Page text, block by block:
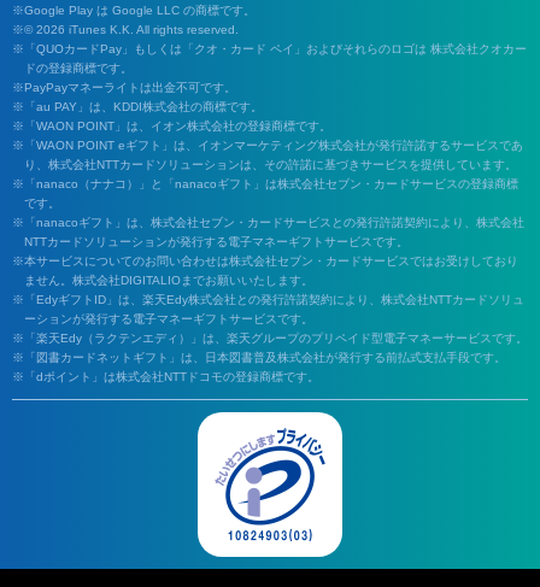
Google Play は Google LLC の商標です。
© 2026 iTunes K.K. All rights reserved.
「QUOカードPay」もしくは「クオ・カード ペイ」およびそれらのロゴは 株式会社クオカー
ドの登録商標です。
PayPayマネーライトは出金不可です。
「au PAY」は、KDDI株式会社の商標です。
「WAON POINT」は、イオン株式会社の登録商標です。
「WAON POINT eギフト」は、イオンマーケティング株式会社が発行許諾するサービスであ
り、株式会社NTTカードソリューションは、その許諾に基づきサービスを提供しています。
「nanaco（ナナコ）」と「nanacoギフト」は株式会社セブン・カードサービスの登録商標
です。
「nanacoギフト」は、株式会社セブン・カードサービスとの発行許諾契約により、株式会社
NTTカードソリューションが発行する電子マネーギフトサービスです。
本サービスについてのお問い合わせは株式会社セブン・カードサービスではお受けしており
ません。株式会社DIGITALIOまでお願いいたします。
「EdyギフトID」は、楽天Edy株式会社との発行許諾契約により、株式会社NTTカードソリュ
ーションが発行する電子マネーギフトサービスです。
「楽天Edy（ラクテンエディ）」は、楽天グループのプリペイド型電子マネーサービスです。
「図書カードネットギフト」は、日本図書普及株式会社が発行する前払式支払手段です。
「dポイント」は株式会社NTTドコモの登録商標です。